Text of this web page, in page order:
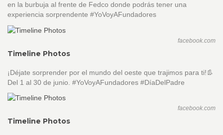
en la burbuja al frente de Fedco donde podrás tener una
experiencia sorprendente #YoVoyAFundadores
facebook.com
Timeline Photos
¡Déjate sorprender por el mundo del oeste que trajimos para ti!👢
Del 1 al 30 de junio. #YoVoyAFundadores #DíaDelPadre
facebook.com
Timeline Photos